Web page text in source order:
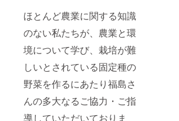
ほとんど農業に関する知識
のない私たちが、農業と環
境について学び、栽培が難
しいとされている固定種の
野菜を作るにあたり福島さ
んの多大なるご協力・ご指
導していただいておりま